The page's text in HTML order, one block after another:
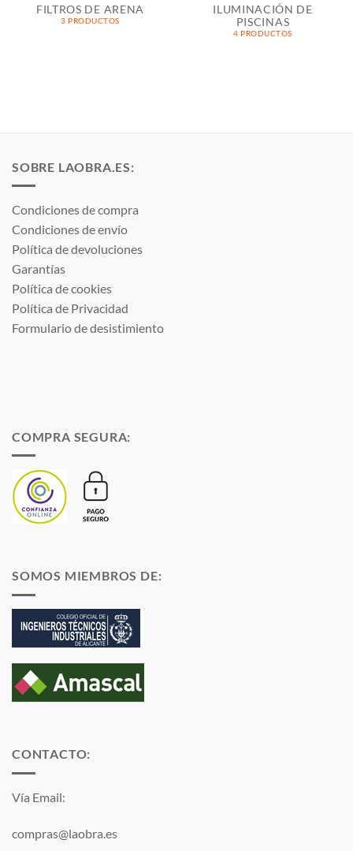
FILTROS DE ARENA
3 PRODUCTOS
ILUMINACIÓN DE
PISCINAS
4 PRODUCTOS
SOBRE LAOBRA.ES:
Condiciones de compra
Condiciones de envío
Política de devoluciones
Garantías
Política de cookies
Política de Privacidad
Formulario de desistimiento
COMPRA SEGURA:
SOMOS MIEMBROS DE:
CONTACTO:
Vía Email:
compras@laobra.es